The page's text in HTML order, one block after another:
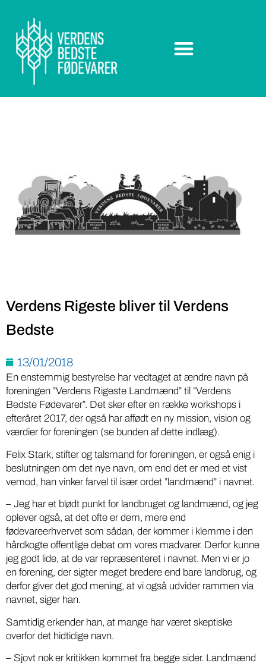
Verdens Rigeste bliver til Verdens
Bedste
13/01/2018
En enstemmig bestyrelse har vedtaget at ændre navn på
foreningen ”Verdens Rigeste Landmænd” til ”Verdens
Bedste Fødevarer”. Det sker efter en række workshops i
efteråret 2017, der også har affødt en ny mission, vision og
værdier for foreningen (se bunden af dette indlæg).
Felix Stark, stifter og talsmand for foreningen, er også enig i
beslutningen om det nye navn, om end det er med et vist
vemod, han vinker farvel til især ordet ”landmænd” i navnet.
– Jeg har et blødt punkt for landbruget og landmænd, og jeg
oplever også, at det ofte er dem, mere end
fødevareerhvervet som sådan, der kommer i klemme i den
hårdkogte offentlige debat om vores madvarer. Derfor kunne
jeg godt lide, at de var repræsenteret i navnet. Men vi er jo
en forening, der sigter meget bredere end bare landbrug, og
derfor giver det god mening, at vi også udvider rammen via
navnet, siger han.
Samtidig erkender han, at mange har været skeptiske
overfor det hidtidige navn.
– Sjovt nok er kritikken kommet fra begge sider. Landmænd